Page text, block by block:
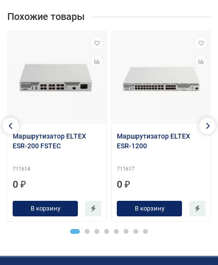
Похожие товары
Маршрутизатор ELTEX
ESR-200 FSTEC
711614
0 ₽
В корзину
Маршрутизатор ELTEX
ESR-1200
711617
0 ₽
В корзину